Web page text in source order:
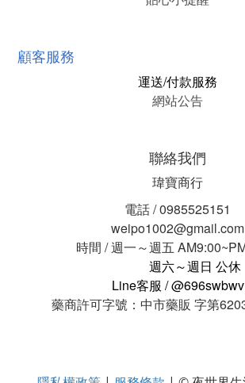
顧客服務
運送/付款服務
網站公告
聯絡我們
瑋寶商行
電話 / 0985525151
weipo1002@gmail.com
時間 / 週一～週五
週六～週日 公休
Line客服 / @696swbwv
藥商許可字號：中市藥販 字第